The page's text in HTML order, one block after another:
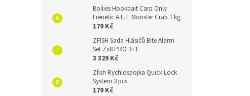
Boilies Hookbait Carp Only
Frenetic A.L.T. Monster Crab 1 kg
179 Kč
ZFISH Sada Hlásičů Bite Alarm
Set Zx8 PRO 3+1
3 329 Kč
Zfish Rychlospojka Quick Lock
System 3 pcs
179 Kč